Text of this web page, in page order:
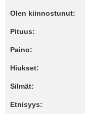
Olen kiinnostunut:
Pituus:
Paino:
Hiukset:
Silmät:
Etnisyys: